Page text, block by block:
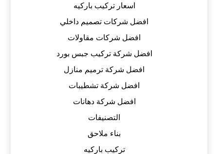
اسعار تركيب باركيه
افضل شركات تصميم داخلي
افضل شركات مقاولات
افضل شركة تركيب جبس بورد
افضل شركة ترميم منازل
افضل شركة تشطيبات
افضل شركة دهانات
التصنيفات
بناء ملاحق
تركيب باركيه